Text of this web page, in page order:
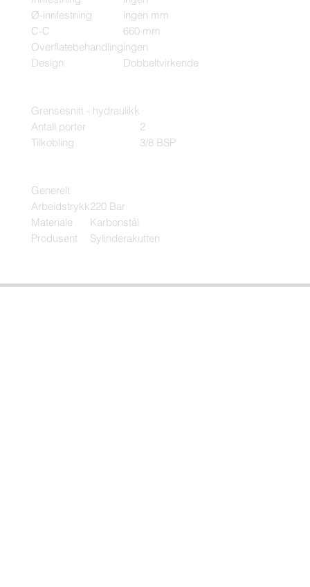
Ø-innfestning
ingen mm
C-C
660 mm
Overflatebehandlingingen
Design
Dobbeltvirkende
Grensesnitt - hydraulikk
Antall porter
2
Tilkobling
3/8 BSP
Generelt
Arbeidstrykk220 Bar
Materiale
Karbonstål
Produsent
Sylinderakutten